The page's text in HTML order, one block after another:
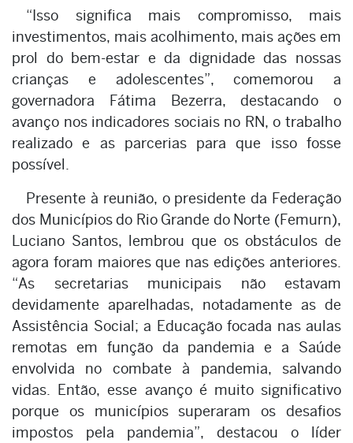
“Isso significa mais compromisso, mais
investimentos, mais acolhimento, mais ações em
prol do bem-estar e da dignidade das nossas
crianças e adolescentes”, comemorou a
governadora Fátima Bezerra, destacando o
avanço nos indicadores sociais no RN, o trabalho
realizado e as parcerias para que isso fosse
possível.
Presente à reunião, o presidente da Federação
dos Municípios do Rio Grande do Norte (Femurn),
Luciano Santos, lembrou que os obstáculos de
agora foram maiores que nas edições anteriores.
“As secretarias municipais não estavam
devidamente aparelhadas, notadamente as de
Assistência Social; a Educação focada nas aulas
remotas em função da pandemia e a Saúde
envolvida no combate à pandemia, salvando
vidas. Então, esse avanço é muito significativo
porque os municípios superaram os desafios
impostos pela pandemia”, destacou o líder